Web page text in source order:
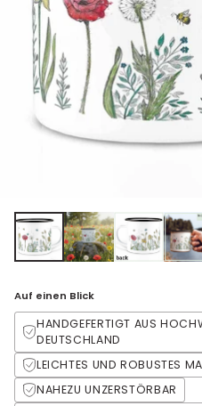
Auf einen Blick
HANDGEFERTIGT AUS
DEUTSCHLAND
LEICHTES UND ROBUSTES
NAHEZU UNZERSTÖRBAR